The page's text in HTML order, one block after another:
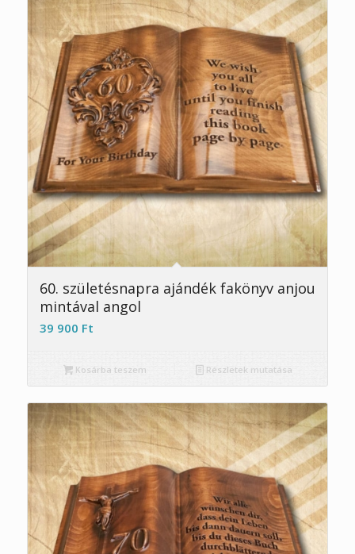
60. születésnapra ajándék fakönyv anjou
mintával angol
39 900 Ft
Kosárba teszem Részletek mutatása